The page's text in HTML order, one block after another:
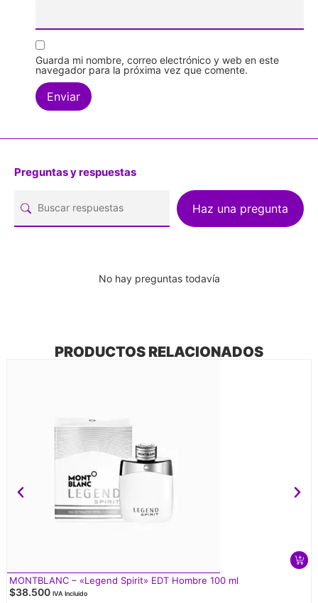
Guarda mi nombre, correo electrónico y web en este
navegador para la próxima vez que comente.
Preguntas y respuestas
Haz una pregunta
No hay preguntas todavía
PRODUCTOS RELACIONADOS
MONTBLANC – «Legend Spirit» EDT Hombre 100 ml
$38.500 IVA Incluido